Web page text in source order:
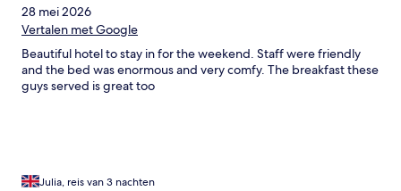
28 mei 2026
Vertalen met Google
Beautiful hotel to stay in for the weekend. Staff were friendly
and the bed was enormous and very comfy. The breakfast these
guys served is great too
Julia, reis van 3 nachten